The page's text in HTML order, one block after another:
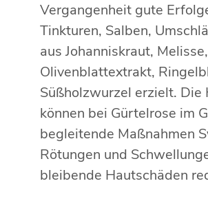
Vergangenheit gute
Tinkturen, Salben,
aus Johanniskraut, Melisse,
Olivenblattextrakt,
Süßholzwurzel erzielt. Die
können bei Gürtelrose im
begleitende Maßnahmen
Rötungen und
bleibende Hautschäden